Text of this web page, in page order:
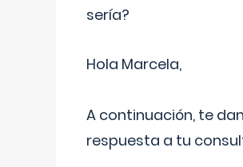
sería?
Hola Marcela,
A continuación, te
respuesta a tu